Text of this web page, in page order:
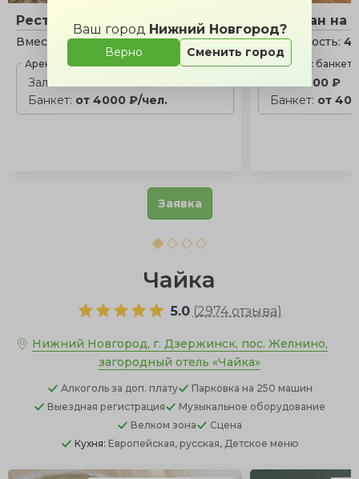
Ваш город Нижний Новгород?
Верно Сменить город
Ресторан на 1 этаже
Вместимость:20 - 60 чел.
Аренда с банкетом
Зал:
Банкет: от 4000 ₽/чел.
Ресторан на
Вместимость:
Аренда с
4800 ₽
Банкет: от
Заявка
Чайка
5.0 (2974 отзыва)
Нижний Новгород, г. Дзержинск, пос. Желнино,
загородный отель «Чайка»
Алкоголь за доп. плату Парковка на 250 машин
Выездная регистрация
Музыкальное оборудование
Велком зона
Сцена
Кухня: Европейская, русская, Детское меню